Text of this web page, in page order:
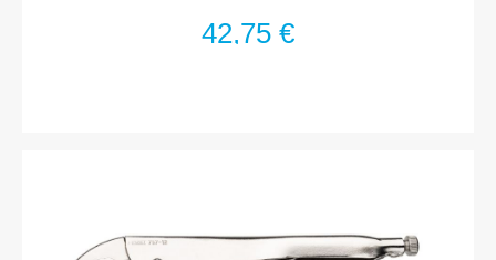
42,75 €